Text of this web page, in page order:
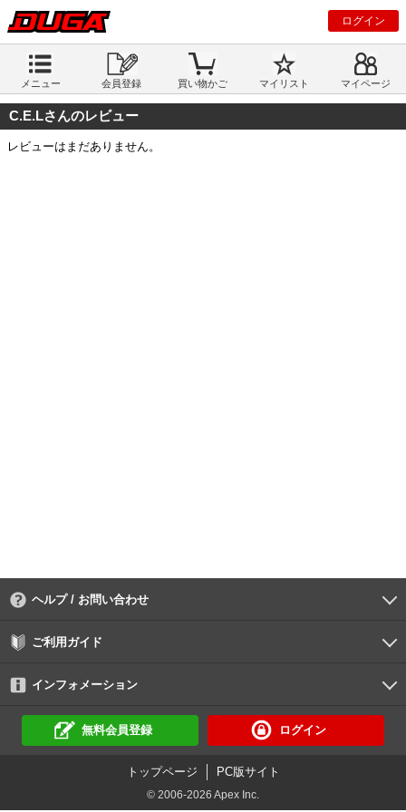
ログイン
メニュー 会員登録 買い物かご マイリスト マイページ
C.E.Lさんのレビュー
レビューはまだありません。
ヘルプ / お問い合わせ
よくあるご質問
ご利用環境
お支払い方法
パスワードの再設定
サポートセンター
ご利用ガイド
初めての方へ
会員登録の手順
作品購入の手順
動画再生の手順
検索のヒント
DUGA Player
インフォメーション
DUGAからのお知らせ
デュガの歴史とあゆみ
利用規約
個人情報保護方針
特定商取引法
資金決済法
倫理基準
サイトマップ無料会員登録 ログイン
トップページ PC版サイト
© 2006-2026 Apex Inc.